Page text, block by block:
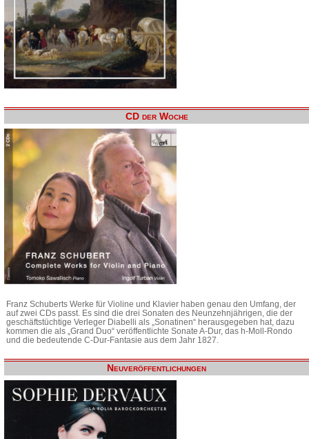
CD der Woche
Franz Schuberts Werke für Violine und Klavier haben genau den Umfang, der
auf zwei CDs passt. Es sind die drei Sonaten des Neunzehnjährigen, die der
geschäftstüchtige Verleger Diabelli als „Sonatinen“ herausgegeben hat, dazu
kommen die als „Grand Duo“ veröffentlichte Sonate A-Dur, das h-Moll-Rondo
und die bedeutende C-Dur-Fantasie aus dem Jahr 1827.
Neuveröffentlichungen